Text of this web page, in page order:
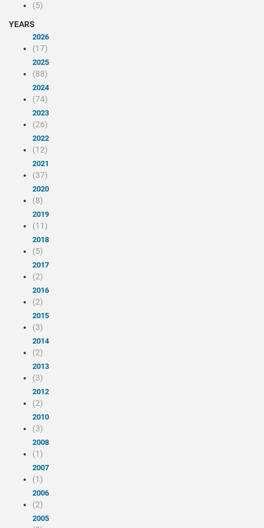
(5)
YEARS
2026
(17)
2025
(88)
2024
(74)
2023
(26)
2022
(12)
2021
(37)
2020
(8)
2019
(11)
2018
(5)
2017
(2)
2016
(2)
2015
(3)
2014
(2)
2013
(3)
2012
(2)
2010
(3)
2008
(1)
2007
(1)
2006
(2)
2005